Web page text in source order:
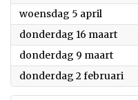
woensdag 5 april
donderdag 16 maart2023
donderdag 9 maart2023
donderdag 2 februari